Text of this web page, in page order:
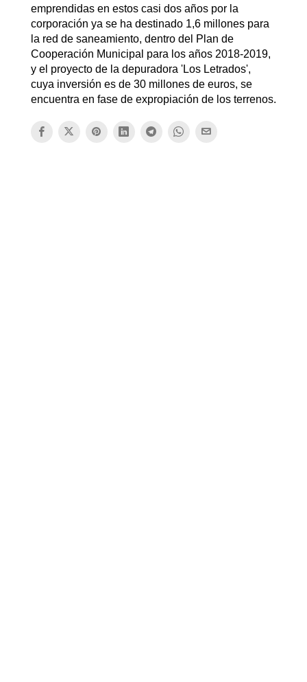
emprendidas en estos casi dos años por la
corporación ya se ha destinado 1,6 millones para
la red de saneamiento, dentro del Plan de
Cooperación Municipal para los años 2018-2019,
y el proyecto de la depuradora 'Los Letrados',
cuya inversión es de 30 millones de euros, se
encuentra en fase de expropiación de los terrenos.